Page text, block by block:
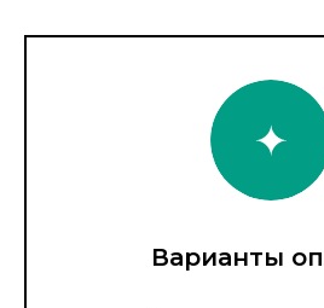
Варианты